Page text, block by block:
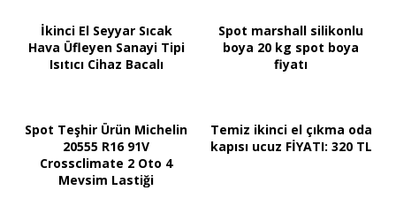
İkinci El Seyyar Sıcak
Hava Üfleyen Sanayi Tipi
Isıtıcı Cihaz Bacalı
Spot marshall silikonlu
boya 20 kg spot boya
fiyatı
Spot Teşhir Ürün Michelin
20555 R16 91V
Crossclimate 2 Oto 4
Mevsim Lastiği
Temiz ikinci el çıkma oda
kapısı ucuz FİYATI: 320 TL